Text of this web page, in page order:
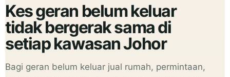
Kes geran belum keluar
tidak bergerak sama di
setiap kawasan Johor
Bagi geran belum keluar jual rumah, permintaan,